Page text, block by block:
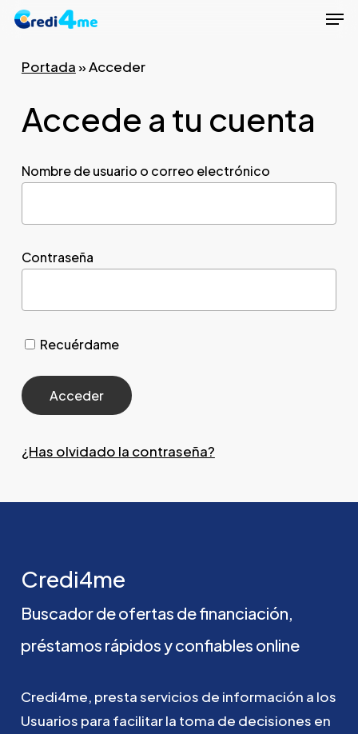
Skip
mainPortada»Acceder
Accede a tu cuenta
Nombre de usuario o correo electrónico
Contraseña
Recuérdame
¿Has olvidado la contraseña?
Credi4me
Buscadordeofertas definanciación,
préstamos rápidosyconfiables online
Credi4me, prestaservicios de información a los
Usuarios para facilitarla toma de decisiones en